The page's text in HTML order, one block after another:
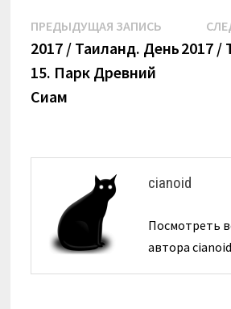
Навигация
по
записям
ПРЕДЫДУЩАЯ ЗАПИСЬ
запись:
2017 / Таиланд. День
15. Парк Древний
Сиам
2017 /
cianoid
Посмотреть
автора